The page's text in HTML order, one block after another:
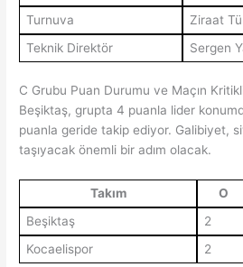
Turnuva
Ziraat
Teknik Direktör
Sergen
C Grubu Puan Durumu ve Maçın
Beşiktaş, grupta 4 puanla lider
puanla geride takip ediyor. Galibiyet,
taşıyacak önemli bir adım olacak.
Takım O
Beşiktaş
2
Kocaelispor
2